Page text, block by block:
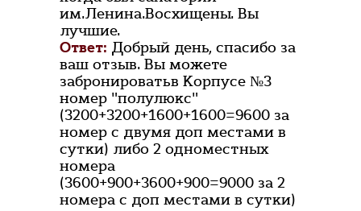
им.Ленина.Восхищены. Вы
лучшие.
Ответ: Добрый день, спасибо за
ваш отзыв. Вы можете
забронироватьв Корпусе №3
номер "полулюкс"
(3200+3200+1600+1600=9600 за
номер с двумя доп местами в
сутки) либо 2 одноместных
номера
(3600+900+3600+900=9000 за 2
номера с доп местами в сутки)